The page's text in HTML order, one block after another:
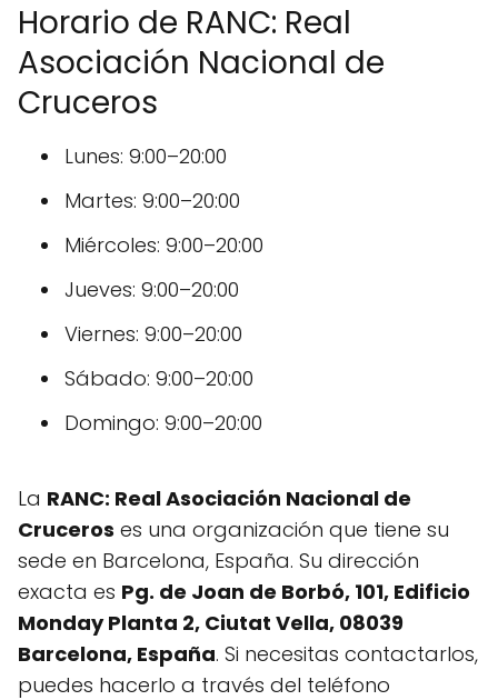
Horario de RANC: Real
Asociación Nacional de
Cruceros
Lunes: 9:00–20:00
Martes: 9:00–20:00
Miércoles: 9:00–20:00
Jueves: 9:00–20:00
Viernes: 9:00–20:00
Sábado: 9:00–20:00
Domingo: 9:00–20:00
La RANC: Real Asociación Nacional de
Cruceros es una organización que tiene su
sede en Barcelona, España. Su dirección
exacta es Pg. de Joan de Borbó, 101, Edificio
Monday Planta 2, Ciutat Vella, 08039
Barcelona, España. Si necesitas contactarlos,
puedes hacerlo a través del teléfono